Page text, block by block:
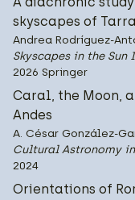
skyscapes of
Andrea Rodríguez-
Skyscapes in the
2026 Springer
Caral, the Moon,
Andes
A. César González-
Cultural Astronomy
2024
Orientations of